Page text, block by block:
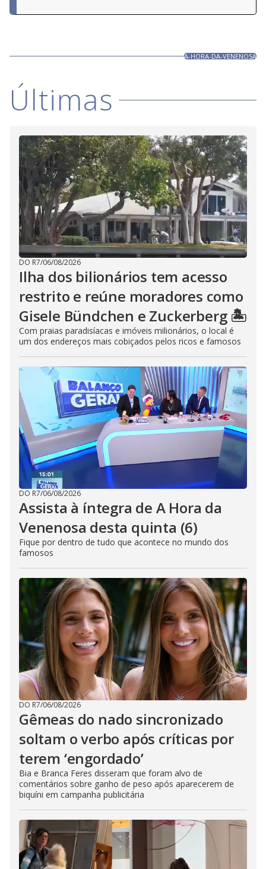
A-HORA-DA-VENENOSA
Últimas
DO R7/06/08/2026
Ilha dos bilionários tem acesso
restrito e reúne moradores como
Gisele Bündchen e Zuckerberg 🏝️
Com praias paradisíacas e imóveis milionários, o local é
um dos endereços mais cobiçados pelos ricos e famosos
DO R7/06/08/2026
Assista à íntegra de A Hora da
Venenosa desta quinta (6)
Fique por dentro de tudo que acontece no mundo dos
famosos
DO R7/06/08/2026
Gêmeas do nado sincronizado
soltam o verbo após críticas por
terem ‘engordado’
Bia e Branca Feres disseram que foram alvo de
comentários sobre ganho de peso após aparecerem de
biquíni em campanha publicitária